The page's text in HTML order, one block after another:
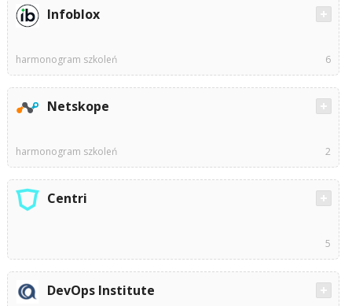
Infoblox
harmonogram szkoleń 6
Netskope
harmonogram szkoleń 2
Centri
5
DevOps Institute